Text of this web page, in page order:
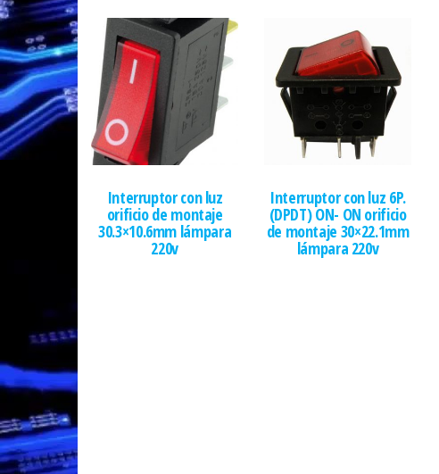
Interruptor con luz
orificio de montaje
30.3×10.6mm lámpara
220v
Interruptor con luz 6P.
(DPDT) ON- ON orificio
de montaje 30×22.1mm
lámpara 220v